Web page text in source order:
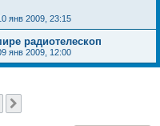
янв 2009, 23:15
радиотелескоп
янв 2009, 12:00